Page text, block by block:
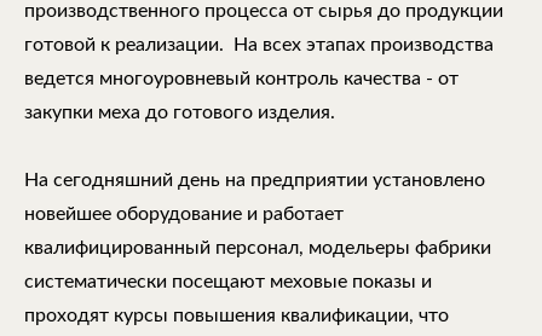
производственного процесса от сырья до продукции
готовой к реализации. На всех этапах производства
ведется многоуровневый контроль качества - от
закупки меха до готового изделия.
На сегодняшний день на предприятии установлено
новейшее оборудование и работает
квалифицированный персонал, модельеры фабрики
систематически посещают меховые показы и
проходят курсы повышения квалификации, что